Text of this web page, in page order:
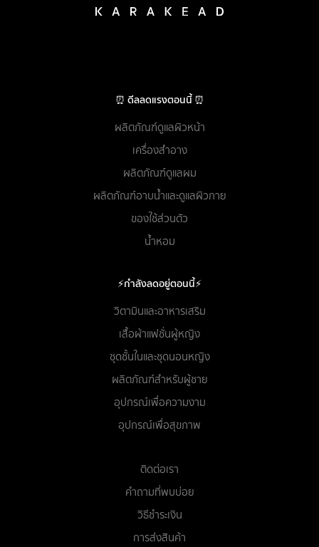
⏰ ดีลลดแรงตอนนี้ ⏰
ผลิตภัณฑ์ดูแลผิวหน้า
เครื่องสำอาง
ผลิตภัณฑ์ดูแลผม
ผลิตภัณฑ์อาบน้ำและดูแลผิวกาย
ของใช้ส่วนตัว
น้ำหอม
⚡กำลังลดอยู่ตอนนี้⚡
วิตามินและอาหารเสริม
เสื้อผ้าแฟชั่นผู้หญิง
ชุดชั้นในและชุดนอนหญิง
ผลิตภัณฑ์สำหรับผู้ชาย
อุปกรณ์เพื่อความงาม
อุปกรณ์เพื่อสุขภาพ
ติดต่อเรา
คำถามที่พบบ่อย
วิธีชำระเงิน
การส่งสินค้า